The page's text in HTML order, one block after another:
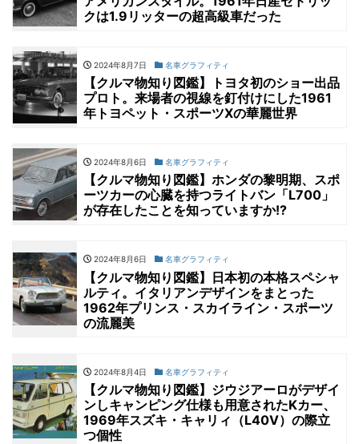
クは1.9リッターの超高級車だった
2024年8月7日 名車グラフィティ
【クルマ物知り図鑑】トヨタ初のショー出品
プロト。来場者の視線を釘付けにした1961
年トヨペット・スポーツXの華麗世界
2024年8月6日 名車グラフィティ
【クルマ物知り図鑑】ホンダの黎明期、スポ
ーツカーの心臓を持つライトバン「L700」
が存在したことを知っていますか!?
2024年8月6日 名車グラフィティ
【クルマ物知り図鑑】日本初の本格スペシャ
ルティ。イタリアンデザインをまとった
1962年プリンス・スカイライン・スポーツ
の流麗美
2024年8月4日 名車グラフィティ
【クルマ物知り図鑑】ジウジアーロがデザイ
ンしキャンピング仕様も用意されたKカー、
1969年スズキ・キャリィ（L40V）の際立
つ個性